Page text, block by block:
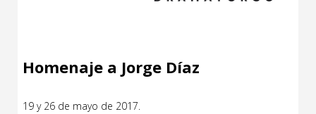
Homenaje a Jorge Díaz
19 y 26 de mayo de 2017.